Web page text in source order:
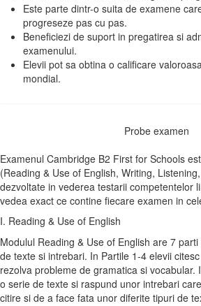
Este parte dintr-o suita de examene
progreseze pas cu pas.
Beneficiezi de suport in pregatirea si
examenului.
Elevii pot sa obtina o calificare
mondial.
Probe examen
Examenul Cambridge B2 First for Schools
(Reading & Use of English, Writing,
dezvoltate in vederea testarii competentelor
vedea exact ce contine fiecare examen in
I. Reading & Use of English
Modulul Reading & Use of English are 7
de texte si intrebari. In Partile 1-4 elevii
rezolva probleme de gramatica si vocabular.
o serie de texte si raspund unor intrebari
citire si de a face fata unor diferite tipuri de